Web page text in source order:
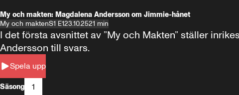
My och makten: Magdalena Andersson om Jimmie-hånet
My och maktenS1 E123.10.2521 min
Spela upp
I det första avsnittet av ”My och Makten” ställer
Andersson till svars.
Säsong 1